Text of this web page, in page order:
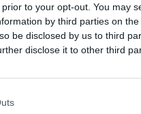
to your opt-out. You may
by third parties on the
be disclosed by us to third
disclose it to other third
pierwszej miesiączki
to bardziej takie plamienie i to
dnia był a na drugi
miesiączce. Czy to